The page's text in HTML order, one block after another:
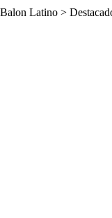
Balon Latino >